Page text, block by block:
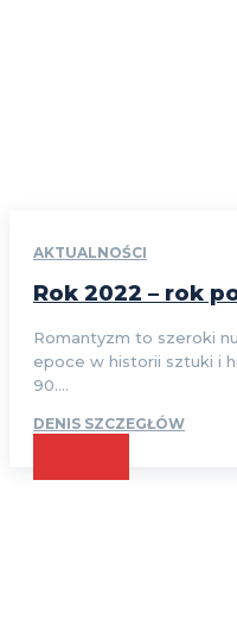
AKTUALNOŚCI
Rok 2022 – rok
Romantyzm to szeroki
epoce w historii sztuki i
90....
DENIS SZCZEGŁÓW